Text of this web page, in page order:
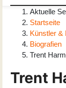
Aktuelle
Startseite
Künstler &
Biografien
Trent
Trent